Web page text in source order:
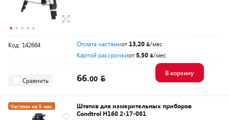
Код: 142664 Оплата частямиот 13,20
/мес
Картой рассрочкиот 5,50 /мес
Сравнить 66.00
В корзину
Частями на 5 мес.
Штатив для измерительных приборов
Condtrol H160 2-17-081